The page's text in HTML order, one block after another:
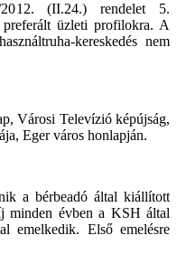
2012. (II.24.) rendelet 5.
üzleti profilokra. A
kereskedés nem
Városi Televízió képújság,
Eger város honlapján.
a bérbeadó által kiállított
minden évben a KSH által
emelkedik. Első emelésre